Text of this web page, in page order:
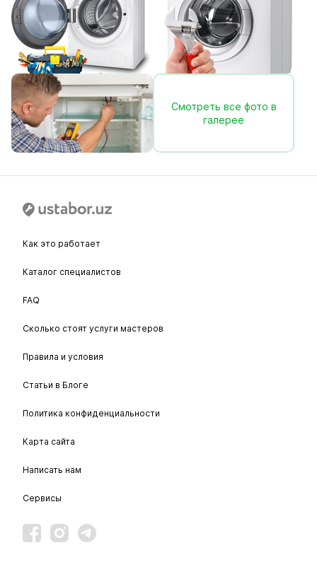
Смотреть все фото в
галерее
Как это работает
Каталог специалистов
FAQ
Сколько стоят услуги мастеров
Правила и условия
Статьи в Блоге
Политика конфиденциальности
Карта сайта
Написать нам
Сервисы